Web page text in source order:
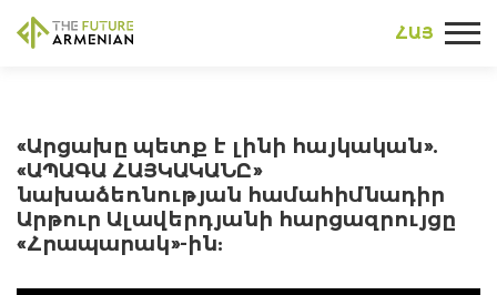
ՀԱՅ
«Արցախը պետք է լինի հայկական».
«ԱՊԱԳԱ ՀԱՅԿԱԿԱՆԸ»
նախաձեռնության համահիմնադիր
Արթուր Ալավերդյանի հարցազրույցը
«Հրապարակ»-ին: